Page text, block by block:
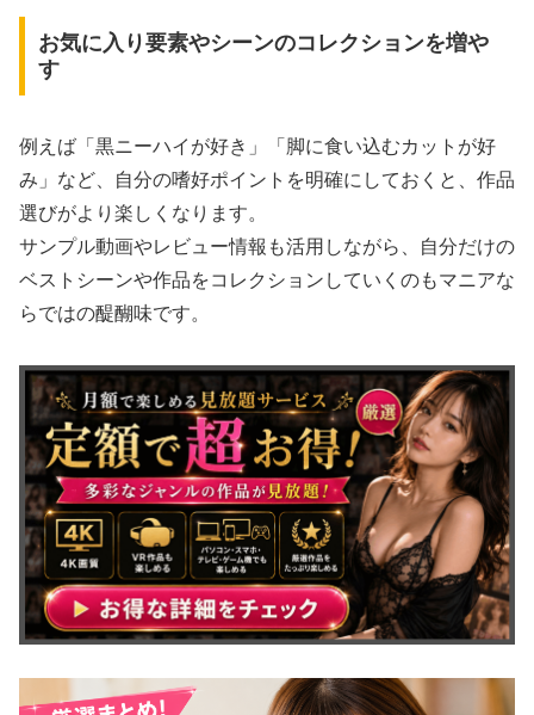
お気に入り要素やシーンのコレクションを増や
す
例えば「黒ニーハイが好き」「脚に食い込むカットが好
み」など、自分の嗜好ポイントを明確にしておくと、作品
選びがより楽しくなります。
サンプル動画やレビュー情報も活用しながら、自分だけの
ベストシーンや作品をコレクションしていくのもマニアな
らではの醍醐味です。